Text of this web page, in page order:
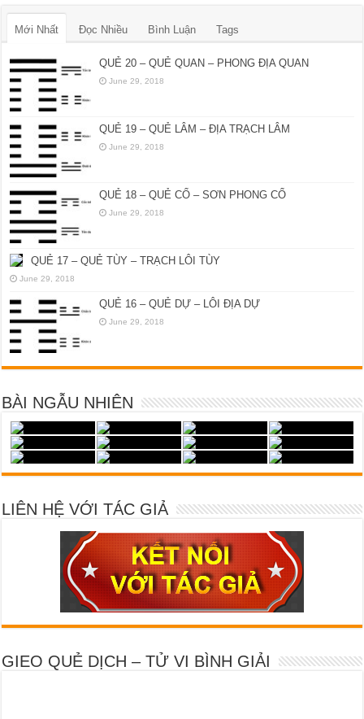
Mới Nhất Đọc Nhiều Bình Luận Tags
QUẺ 20 – QUẺ QUAN – PHONG ĐỊA QUAN
June 29, 2018
QUẺ 19 – QUẺ LÂM – ĐỊA TRẠCH LÂM
June 29, 2018
QUẺ 18 – QUẺ CỔ – SƠN PHONG CỔ
June 29, 2018
QUẺ 17 – QUẺ TÙY – TRẠCH LÔI TÙY
June 29, 2018
QUẺ 16 – QUẺ DỰ – LÔI ĐỊA DỰ
June 29, 2018
BÀI NGẪU NHIÊN
LIÊN HỆ VỚI TÁC GIẢ
GIEO QUẺ DỊCH – TỬ VI BÌNH GIẢI